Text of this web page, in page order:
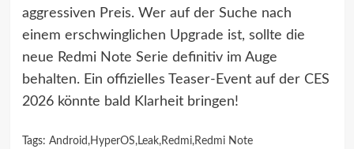
aggressiven Preis. Wer auf der Suche nach
einem erschwinglichen Upgrade ist, sollte die
neue Redmi Note Serie definitiv im Auge
behalten. Ein offizielles Teaser-Event auf der CES
2026 könnte bald Klarheit bringen!
Tags: Android ,HyperOS,Leak,Redmi,Redmi Note